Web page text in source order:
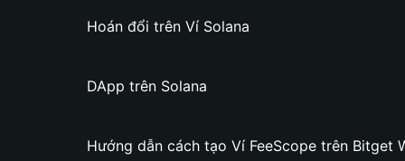
Hoán đổi trên Ví Solana
DApp trên Solana
Hướng dẫn cách tạo Ví FeeScope trên Bitget